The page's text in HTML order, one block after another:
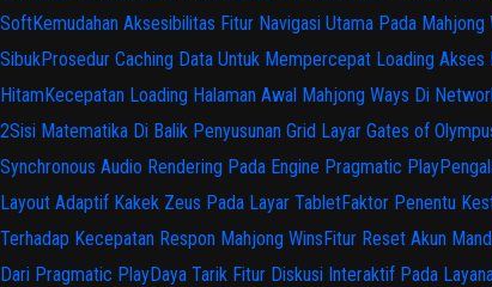
SoftKemudahan Aksesibilitas Fitur Navigasi Utama Pada Mahjong
SibukProsedur Caching Data Untuk Mempercepat Loading Akses
HitamKecepatan Loading Halaman Awal Mahjong Ways Di
2Sisi Matematika Di Balik Penyusunan Grid Layar Gates of
Synchronous Audio Rendering Pada Engine Pragmatic Play
Layout Adaptif Kakek Zeus Pada Layar TabletFaktor Penentu
Terhadap Kecepatan Respon Mahjong WinsFitur Reset Akun
Dari Pragmatic PlayDaya Tarik Fitur Diskusi Interaktif Pada